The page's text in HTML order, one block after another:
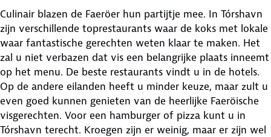
Culinair blazen de Faeröer hun partijtje mee. In Tórshavn
zijn verschillende toprestaurants waar de koks met lokale
waar fantastische gerechten weten klaar te maken. Het
zal u niet verbazen dat vis een belangrijke plaats inneemt
op het menu. De beste restaurants vindt u in de hotels.
Op de andere eilanden heeft u minder keuze, maar zult u
even goed kunnen genieten van de heerlijke Faeröische
visgerechten. Voor een hamburger of pizza kunt u in
Tórshavn terecht. Kroegen zijn er weinig, maar er zijn wel